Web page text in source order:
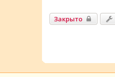
Закрыто